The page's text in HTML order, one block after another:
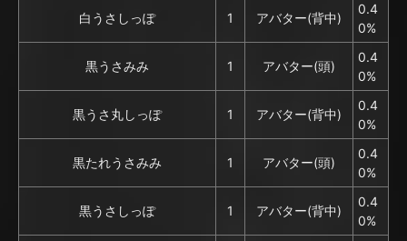
白うさしっぽ 1 アバター(背中)
0.4
0%
黒うさみみ 1 アバター(頭)
0.4
0%
黒うさ丸しっぽ 1 アバター(背中)
0.4
0%
黒たれうさみみ 1 アバター(頭)
0.4
0%
黒うさしっぽ 1 アバター(背中)
0.4
0%